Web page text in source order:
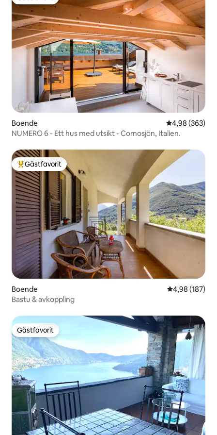
Gästfavorit
Boende 4,98 av 5 i
4,98 (363)
NUMERO 6 - Ett hus med utsikt - Comosjön, Italien.
Populär gästfavorit
Gästfavorit
Boende 4,98 av 5 i
4,98 (187)
Bastu & avkoppling
Gästfavorit
Gästfavorit